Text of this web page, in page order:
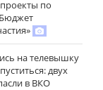
по
на телевышку
двух
в ВКО